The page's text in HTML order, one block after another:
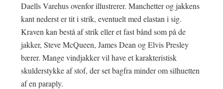
Daells Varehus ovenfor illustrerer. Manchetter og jakkens
kant nederst er tit i strik, eventuelt med elastan i sig.
Kraven kan bestå af strik eller et fast bånd som på de
jakker, Steve McQueen, James Dean og Elvis Presley
bærer. Mange vindjakker vil have et karakteristisk
skulderstykke af stof, der set bagfra minder om silhuetten
af en paraply.